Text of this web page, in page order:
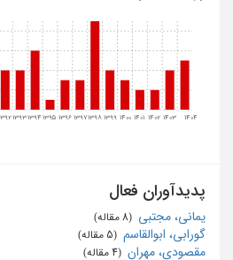
13921393139413951396 139713981399 1400 1401 1402 1403 1404
پدیدآوران فعال
یمانی، مجتبی
گورابی، ابوالقاسم
مقصودی، مهران